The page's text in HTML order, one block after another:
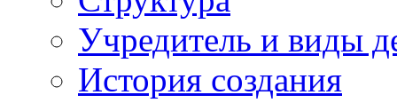
Учредитель и виды
История создания